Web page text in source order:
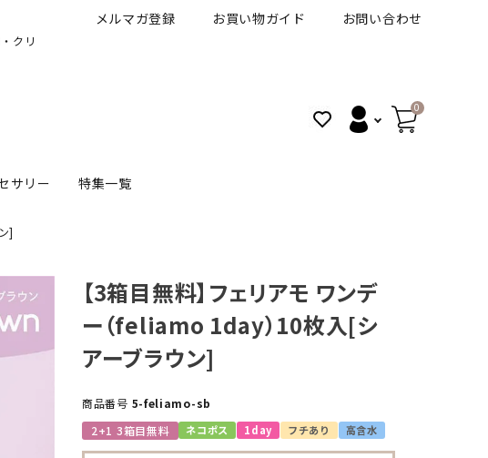
クリ
メルマガ登録 お買い物ガイド お問い合わせ
0
ックシリーズ ピュアアイズワンデー
その他ブランドはこちら
VT
サリー 特集一覧
ン 細フチカラコン
集
]
【3箱目無料】フェリアモ ワンデ
ー（feliamo 1day）10枚入[シ
アーブラウン]
商品番号 5-feliamo-sb
ネコポス 1day フチあり 高含水
2+1 3箱目無料